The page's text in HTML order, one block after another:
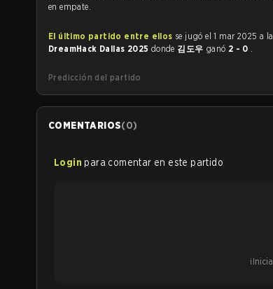
en empate.
El último partido entre ellos se jugó el 1 mar 2025 a
DreamHack Dallas 2025 donde 김도우 ganó 2 - 0 .
Predicción del partido
COMENTARIOS(0)
Login para comentar en este partido